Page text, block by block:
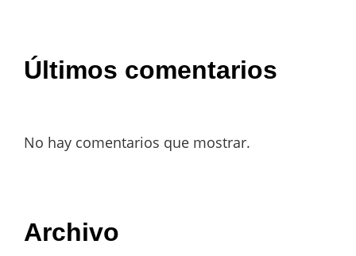
Últimos comentarios
No hay comentarios que mostrar.
Archivo